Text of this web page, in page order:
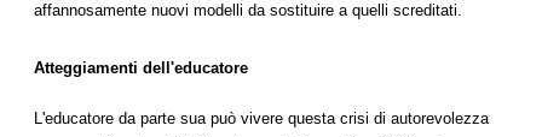
affannosamente nuovi modelli da sostituire a quelli screditati.
Atteggiamenti dell'educatore
L'educatore da parte sua può vivere questa crisi di autorevolezza